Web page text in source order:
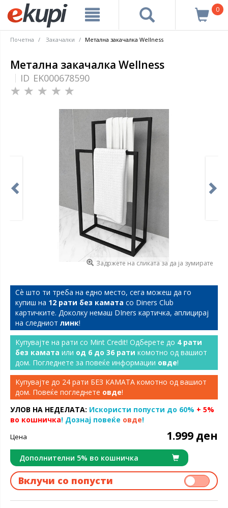
0
Почетна Закачалки Метална закачалка Wellness
Метална закачалка Wellness
ID EK000678590
Задржете на сликата за да ја зумирате
Сѐ што ти треба на едно место, сега можеш да го
купиш на 12 рати без камата со Diners Club
картичките. Доколку немаш DIners картичка, аплицирај
на следниот линк!
Купувајте на рати со Mint Credit! Одберете до 4 рати
без камата или од 6 до 36 рати комотно од вашиот
дом. Погледнете за повеќе информации овде!
Купувајте до 24 рати БЕЗ КАМАТА комотно од вашиот
дом. Повеќе погледнете овде!
УЛОВ НА НЕДЕЛАТА: Искористи попусти до 60% + 5%
во кошничка! Дознај повеќе овде!
Цена 1.999 ден
Дополнителни 5% во кошничка
Вклучи со попусти